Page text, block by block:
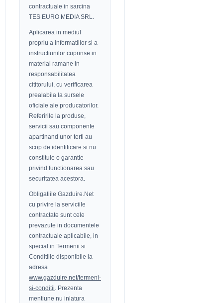
contractuale in sarcina
TES EURO MEDIA SRL.
Aplicarea in mediul
propriu a informatiilor si a
instructiunilor cuprinse in
material ramane in
responsabilitatea
cititorului, cu verificarea
prealabila la sursele
oficiale ale producatorilor.
Referirile la produse,
servicii sau componente
apartinand unor terti au
scop de identificare si nu
constituie o garantie
privind functionarea sau
securitatea acestora.
Obligatiile Gazduire.Net
cu privire la serviciile
contractate sunt cele
prevazute in documentele
contractuale aplicabile, in
special in Termenii si
Conditiile disponibile la
adresa
www.gazduire.net/termeni-
si-conditii . Prezenta
mentiune nu inlatura